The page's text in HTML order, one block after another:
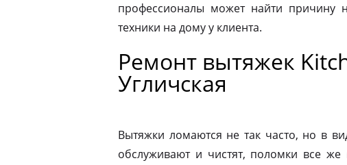
профессионалы может найти причину
техники на дому у клиента.
Ремонт вытяжек
Угличская
Вытяжки ломаются не так часто, но в
обслуживают и чистят, поломки все